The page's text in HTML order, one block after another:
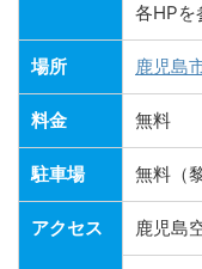
各HPを
場所 鹿児島
料金 無料
駐車場 無料（
アクセス 鹿児島